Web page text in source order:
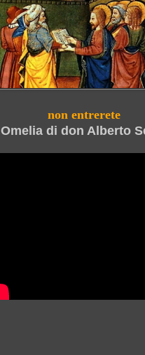
non entrerete
Omelia di don Alberto